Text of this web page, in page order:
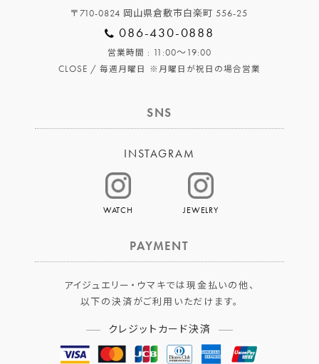
〒710-0824 岡山県倉敷市白楽町 556-25
086-430-0888
営業時間 : 11:00～19:00
CLOSE /毎週月曜日 ※月曜日が祝日の場合営業
SNS
INSTAGRAM
WATCH JEWELRY
PAYMENT
アイジュエリー・ウマキでは現金払いの他、
以下の決済がご利用いただけます。
クレジットカード決済